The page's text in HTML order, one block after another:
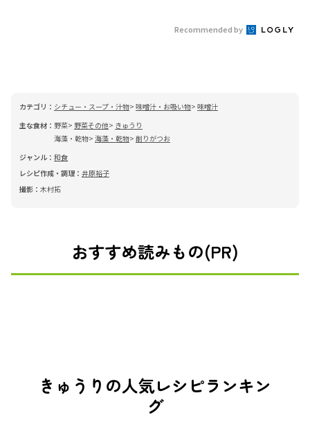
Recommended by
カテゴリ： シチュー・スープ・汁物 味噌汁・お吸い物 味噌汁
主な食材： 野菜 野菜その他
きゅうり
海藻・乾物 海藻・乾物 削りがつお
ジャンル： 和食
レシピ作成・調理： 井原裕子
撮影： 木村拓
おすすめ読みもの(PR)
きゅうりの人気レシピランキン
グ